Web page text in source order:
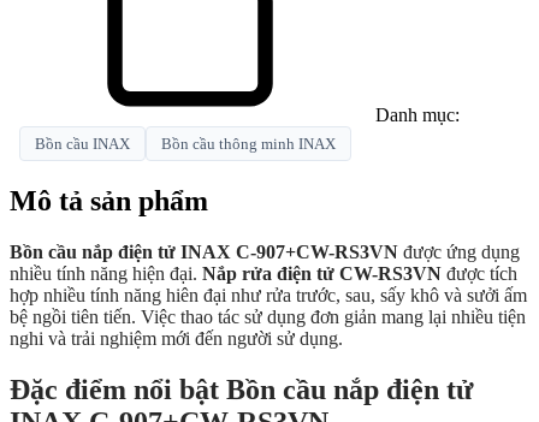
Danh mục:
Bồn cầu INAX Bồn cầu thông minh INAX
Mô tả sản phẩm
Bồn cầu nắp điện tử INAX C-907+CW-RS3VN được ứng dụng
nhiều tính năng hiện đại. Nắp rửa điện tử CW-RS3VN được tích
hợp nhiều tính năng hiên đại như rửa trước, sau, sấy khô và sưởi ấm
bệ ngồi tiên tiến. Việc thao tác sử dụng đơn giản mang lại nhiều tiện
nghi và trải nghiệm mới đến người sử dụng.
Đặc điểm nổi bật Bồn cầu nắp điện tử